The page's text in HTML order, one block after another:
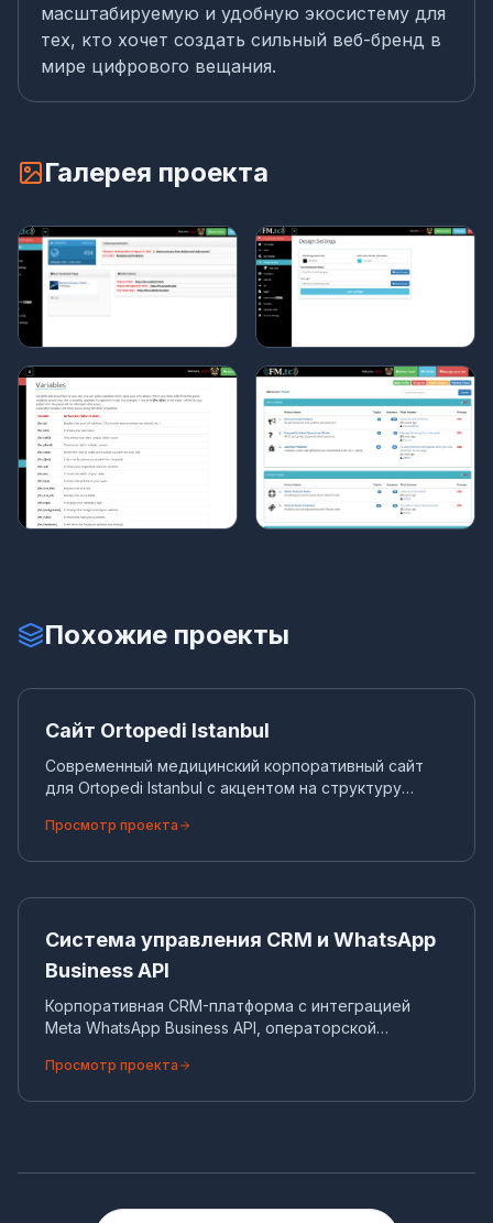
масштабируемую и удобную экосистему для
тех, кто хочет создать сильный веб-бренд в
мире цифрового вещания.
Галерея проекта
Похожие проекты
Са
Сайт Ortopedi Istanbul
Современный медицинский корпоративный сайт
для Ortopedi Istanbul с акцентом на структуру
Просмотр проекта
Си
Система управления CRM и WhatsApp
Business API
Корпоративная CRM-платформа с интеграцией
Meta WhatsApp Business API, операторской
отправкой.
Просмотр проекта